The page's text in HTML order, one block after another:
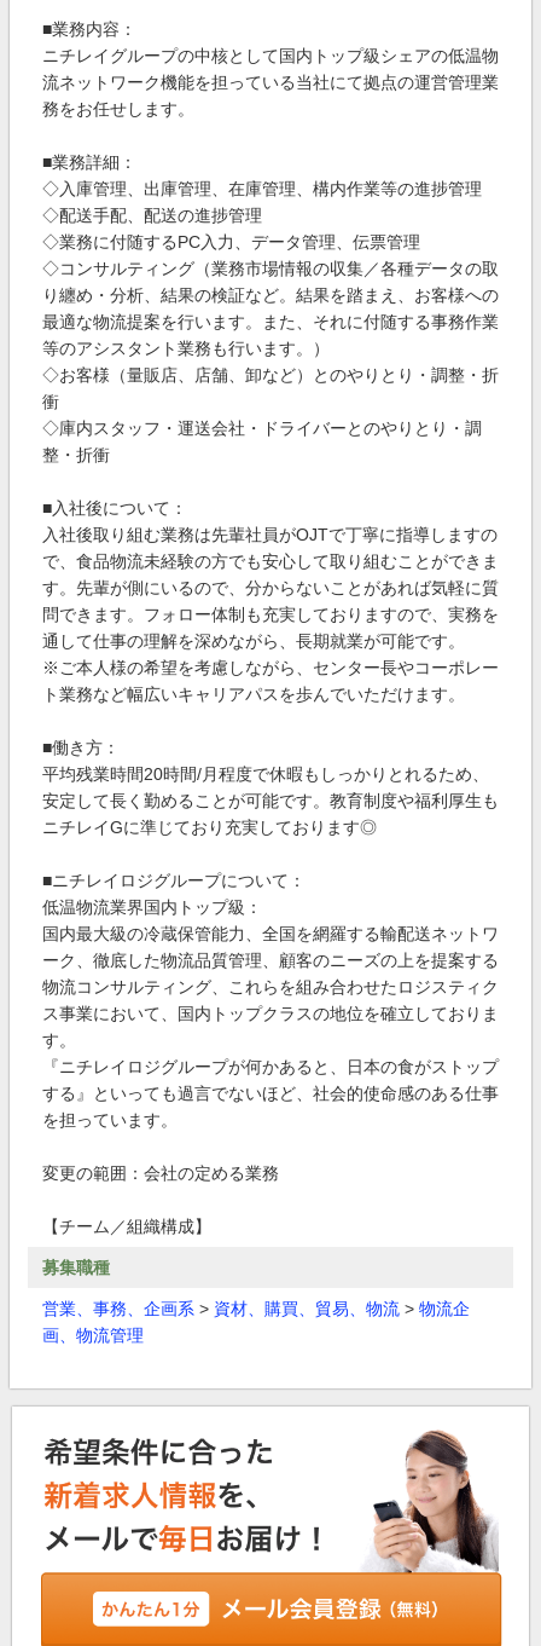
■業務内容：
ニチレイグループの中核として国内トップ級シェアの低温物
流ネットワーク機能を担っている当社にて拠点の運営管理業
務をお任せします。
■業務詳細：
◇入庫管理、出庫管理、在庫管理、構内作業等の進捗管理
◇配送手配、配送の進捗管理
◇業務に付随するPC入力、データ管理、伝票管理
◇コンサルティング（業務市場情報の収集／各種データの取
り纏め・分析、結果の検証など。結果を踏まえ、お客様への
最適な物流提案を行います。また、それに付随する事務作業
等のアシスタント業務も行います。）
◇お客様（量販店、店舗、卸など）とのやりとり・調整・折
衝
◇庫内スタッフ・運送会社・ドライバーとのやりとり・調
整・折衝
■入社後について：
入社後取り組む業務は先輩社員がOJTで丁寧に指導しますの
で、食品物流未経験の方でも安心して取り組むことができま
す。先輩が側にいるので、分からないことがあれば気軽に質
問できます。フォロー体制も充実しておりますので、実務を
通して仕事の理解を深めながら、長期就業が可能です。
※ご本人様の希望を考慮しながら、センター長やコーポレー
ト業務など幅広いキャリアパスを歩んでいただけます。
■働き方：
平均残業時間20時間/月程度で休暇もしっかりとれるため、
安定して長く勤めることが可能です。教育制度や福利厚生も
ニチレイGに準じており充実しております◎
■ニチレイロジグループについて：
低温物流業界国内トップ級：
国内最大級の冷蔵保管能力、全国を網羅する輸配送ネットワ
ーク、徹底した物流品質管理、顧客のニーズの上を提案する
物流コンサルティング、これらを組み合わせたロジスティク
ス事業において、国内トップクラスの地位を確立しておりま
す。
『ニチレイロジグループが何かあると、日本の食がストップ
する』といっても過言でないほど、社会的使命感のある仕事
を担っています。
変更の範囲：会社の定める業務
【チーム／組織構成】
募集職種
営業、事務、企画系 > 資材、購買、貿易、物流 > 物流企
画、物流管理